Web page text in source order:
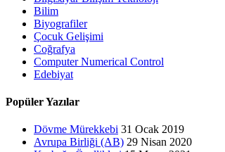
Bilim
Biyografiler
Çocuk Gelişimi
Coğrafya
Computer Numerical Control
Edebiyat
Popüler Yazılar
Dövme Mürekkebi 31 Ocak 2019
Avrupa Birliği (AB) 29 Nisan 2020